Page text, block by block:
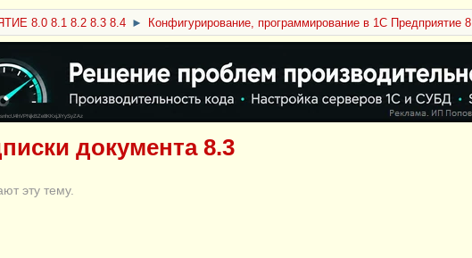
8.0 8.1 8.2 8.3 8.4 ► Конфигурирование, программирование в 1С Предприятие 8
документа 8.3
эту тему.